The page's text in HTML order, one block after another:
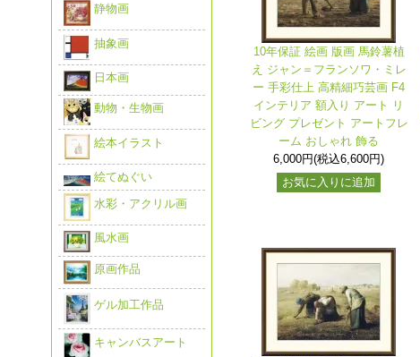
10年保証 絵画 版画 馬鈴薯植
え ジャン＝フランソワ・ミレ
ー 手彩仕上 高精細巧芸画 F4
インテリア 額入り アート リ
ビング プレゼント アートフレ
ーム おしゃれ 飾る
6,000円(税込6,600円)
お気に入りに追加
静物画
抽象画
日本画
動物・生物画
絵本イラスト
絵てぬぐい
水彩・アクリル画
風水画
原画作品
ゲル加工作品
キャンバスアート